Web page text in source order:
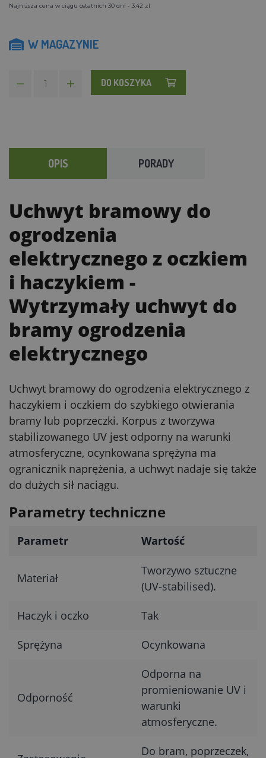
Najniższa cena w ciągu ostatnich 30 dni - 3.42 zl
W MAGAZYNIE
DO KOSZYKA
OPIS PORADY
Uchwyt bramowy do
ogrodzenia
elektrycznego z oczkiem
i haczykiem -
Wytrzymały uchwyt do
bramy ogrodzenia
elektrycznego
Uchwyt bramowy do ogrodzenia elektrycznego z
haczykiem i oczkiem do szybkiego otwierania
bramy lub poprzeczki. Korpus z tworzywa
stabilizowanego UV jest odporny na warunki
atmosferyczne, ocynkowana sprężyna ma
ogranicznik naprężenia, a uchwyt nadaje się także
do dużych sił naciągu.
Parametry techniczne
Parametr Wartość
Materiał
Tworzywo sztuczne
(UV-stabilised).
Haczyk i oczko Tak
Sprężyna Ocynkowana
Odporność
Odporna na
promieniowanie UV i
warunki
atmosferyczne.
Do bram, poprzeczek,